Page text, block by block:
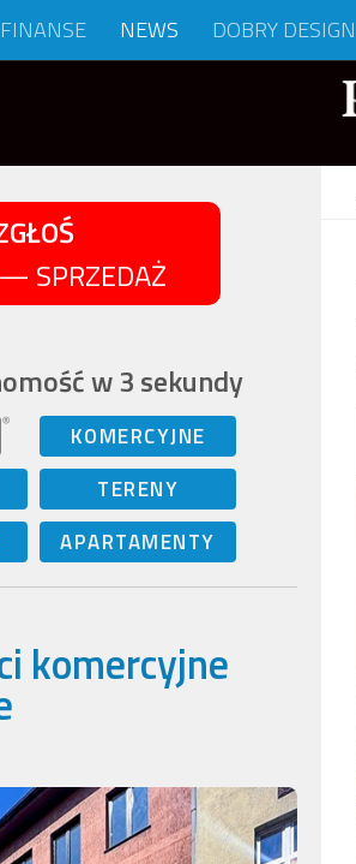
FINANSE NEWS DOBRY DESIGN
SPRZEDAŻ
w 3 sekundy
KOMERCYJNE
TERENY
APARTAMENTY
komercyjne